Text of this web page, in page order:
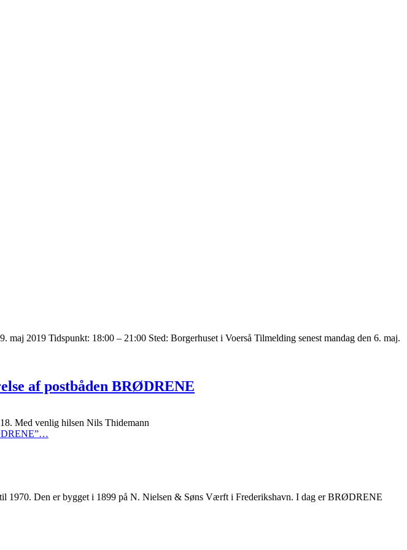
2019 Tidspunkt: 18:00 – 21:00 Sted: Borgerhuset i Voerså Tilmelding senest mandag den 6. maj.
af postbåden BRØDRENE
Med venlig hilsen Nils Thidemann
…
Den er bygget i 1899 på N. Nielsen & Søns Værft i Frederikshavn. I dag er BRØDRENE